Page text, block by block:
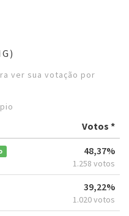
ver sua votação por
Votos *
48,37%
1.258 votos
39,22%
1.020 votos